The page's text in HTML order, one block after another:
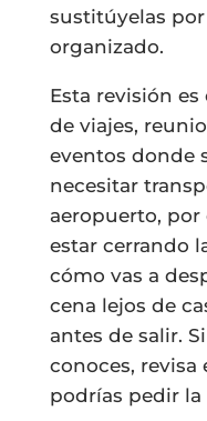
sustitúyelas
organizado.
Esta revisión
de viajes,
eventos donde
necesitar
aeropuerto, por
estar cerrando
cómo vas a
cena lejos de
antes de salir.
conoces, revisa
podrías pedir la